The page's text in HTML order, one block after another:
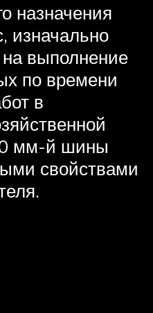
назначения
изначально
выполнение
по времени
в
мм-й шины
свойствами